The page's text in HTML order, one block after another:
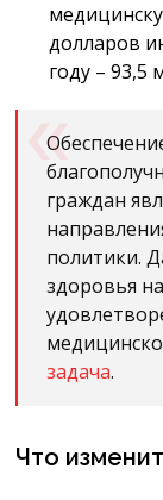
долларов
году – 93,5
граждан
политики.
здоровья
задача.
Что